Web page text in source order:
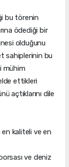
bu törenin
ödediği bir
olduğunu
sahiplerinin bu
mühim
ettikleri
açtıklarını dile
en kaliteli ve en
ve deniz